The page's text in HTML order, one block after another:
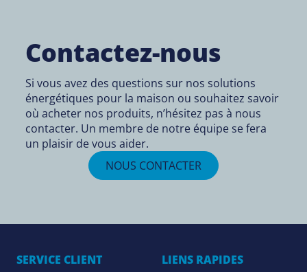
Contactez-nous
Si vous avez des questions sur nos solutions
énergétiques pour la maison ou souhaitez savoir
où acheter nos produits, n’hésitez pas à nous
contacter. Un membre de notre équipe se fera
un plaisir de vous aider.
NOUS CONTACTER
SERVICE CLIENT
LIENS RAPIDES